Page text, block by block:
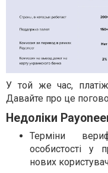
У той же час,
Давайте про це
Недоліки
Терміни
особистості у
нових